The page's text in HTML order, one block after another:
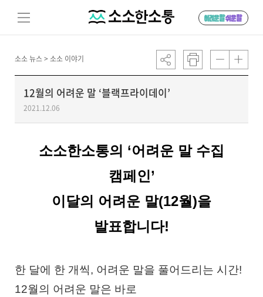
소소 뉴스 > 소소 이야기
12월의 어려운 말 ‘블랙프라이데이’
2021.12.06
소소한소통의 ‘어려운 말 수집
캠페인’
이달의 어려운 말(12월)을
발표합니다!
한 달에 한 개씩, 어려운 말을 풀어드리는 시간!
12월의 어려운 말은 바로